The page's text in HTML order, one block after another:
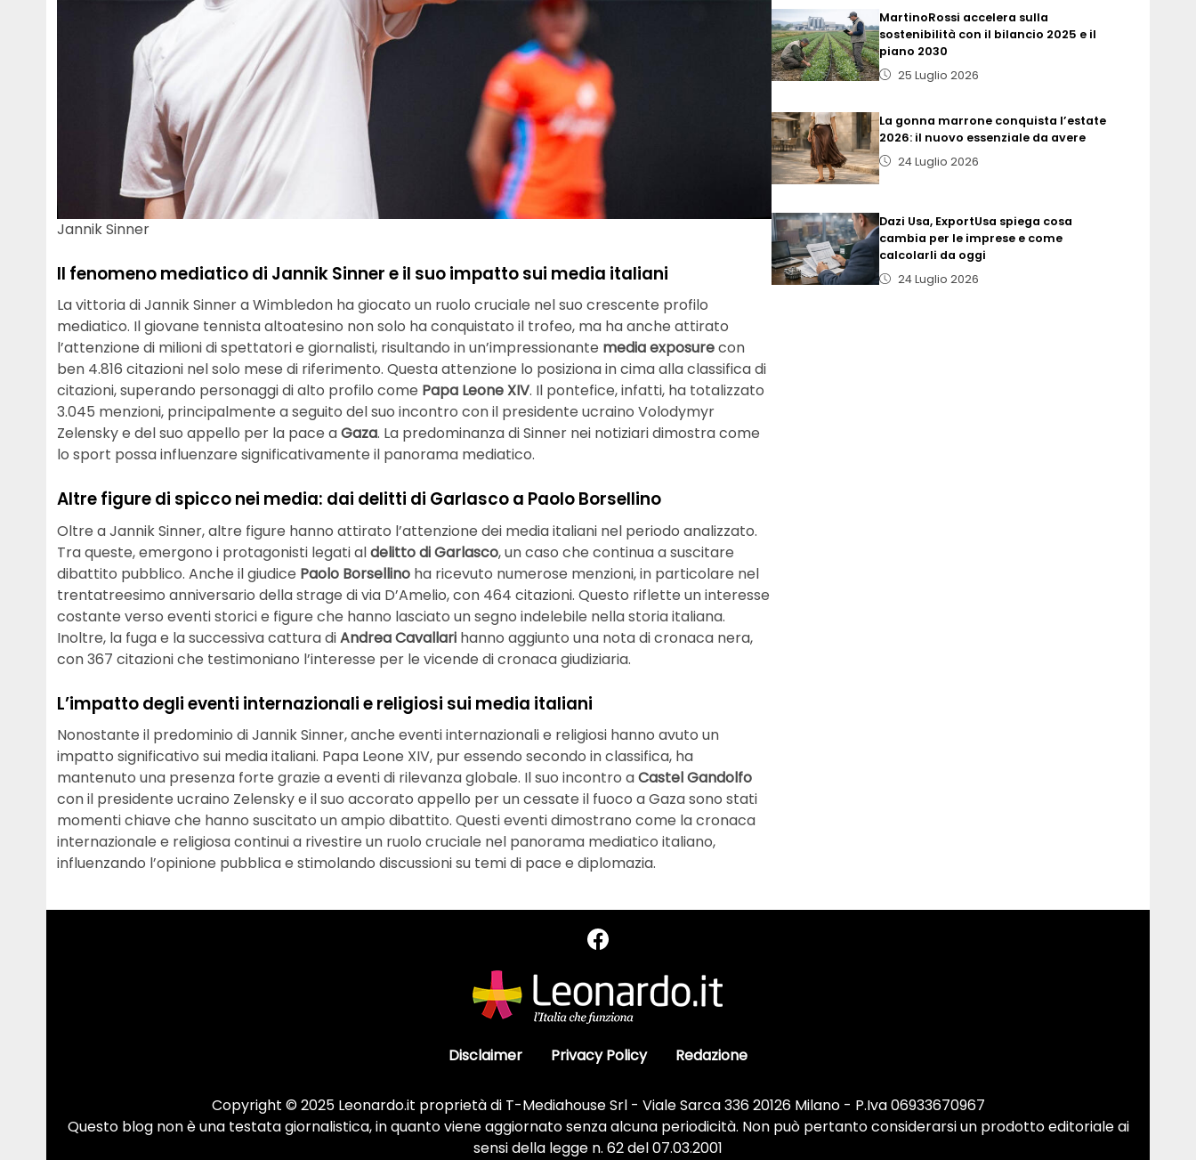
Jannik Sinner
Il fenomeno mediatico di Jannik Sinner e il suo impatto sui media italiani
La vittoria di Jannik Sinner a Wimbledon ha giocato un ruolo cruciale nel suo crescente profilo
mediatico. Il giovane tennista altoatesino non solo ha conquistato il trofeo, ma ha anche attirato
l’attenzione di milioni di spettatori e giornalisti, risultando in un’impressionante media exposurecon
ben 4.816 citazioni nel solo mese di riferimento. Questa attenzione lo posiziona in cima alla classifica di
citazioni, superando personaggi di alto profilo come Papa Leone XIV. Il pontefice, infatti, ha totalizzato
3.045 menzioni, principalmente a seguito del suo incontro con il presidente ucraino Volodymyr
Zelensky e del suo appello per la pace aGaza. La predominanza di Sinner nei notiziari dimostra come
lo sport possa influenzare significativamente il panorama mediatico.
Altre figure di spicco nei media: dai delitti di Garlasco a Paolo Borsellino
Oltre a Jannik Sinner, altre figure hanno attirato l’attenzione dei media italiani nel periodo analizzato.
Tra queste, emergono i protagonisti legati aldelitto di Garlasco, un caso che continua a suscitare
dibattito pubblico. Anche il giudice Paolo Borsellino ha ricevuto numerose menzioni, in particolare nel
trentatreesimo anniversario della strage di via D’Amelio, con 464 citazioni. Questo riflette un interesse
costante verso eventi storici e figure che hanno lasciato un segno indelebile nella storia italiana.
Inoltre, la fuga e la successiva cattura diAndrea Cavallari hanno aggiunto una nota di cronaca nera,
con 367 citazioni che testimoniano l’interesse per le vicende di cronaca giudiziaria.
L’impatto degli eventi internazionali e religiosi sui media italiani
Nonostante il predominio di Jannik Sinner, anche eventi internazionali e religiosi hanno avuto un
impatto significativo sui media italiani. Papa Leone XIV, pur essendo secondo in classifica, ha
mantenuto una presenza forte grazie a eventi di rilevanza globale. Il suo incontro aCastel Gandolfo
con il presidente ucraino Zelensky e il suo accorato appello per un cessate il fuoco a Gaza sono stati
momenti chiave che hanno suscitato un ampio dibattito. Questi eventi dimostrano come la cronaca
internazionale e religiosa continui a rivestire un ruolo cruciale nel panorama mediatico italiano,
influenzando l’opinione pubblica e stimolando discussioni su temi di pace e diplomazia.
MartinoRossi accelera sulla
sostenibilità con il bilancio 2025 e il
piano 2030
25 Luglio 2026
La gonna marrone conquista l’estate
2026: il nuovo essenziale da avere
24 Luglio 2026
Dazi Usa, ExportUsa spiega cosa
cambia per le imprese e come
calcolarli da oggi
24 Luglio 2026
Disclaimer Privacy Policy Redazione
Copyright © 2025 Leonardo.it proprietà di T-Mediahouse Srl - Viale Sarca 336 20126 Milano - P.Iva 06933670967
Questo blog non è una testata giornalistica, in quanto viene aggiornato senza alcuna periodicità. Non può pertanto considerarsi un prodotto editoriale ai
sensi della legge n. 62 del 07.03.2001